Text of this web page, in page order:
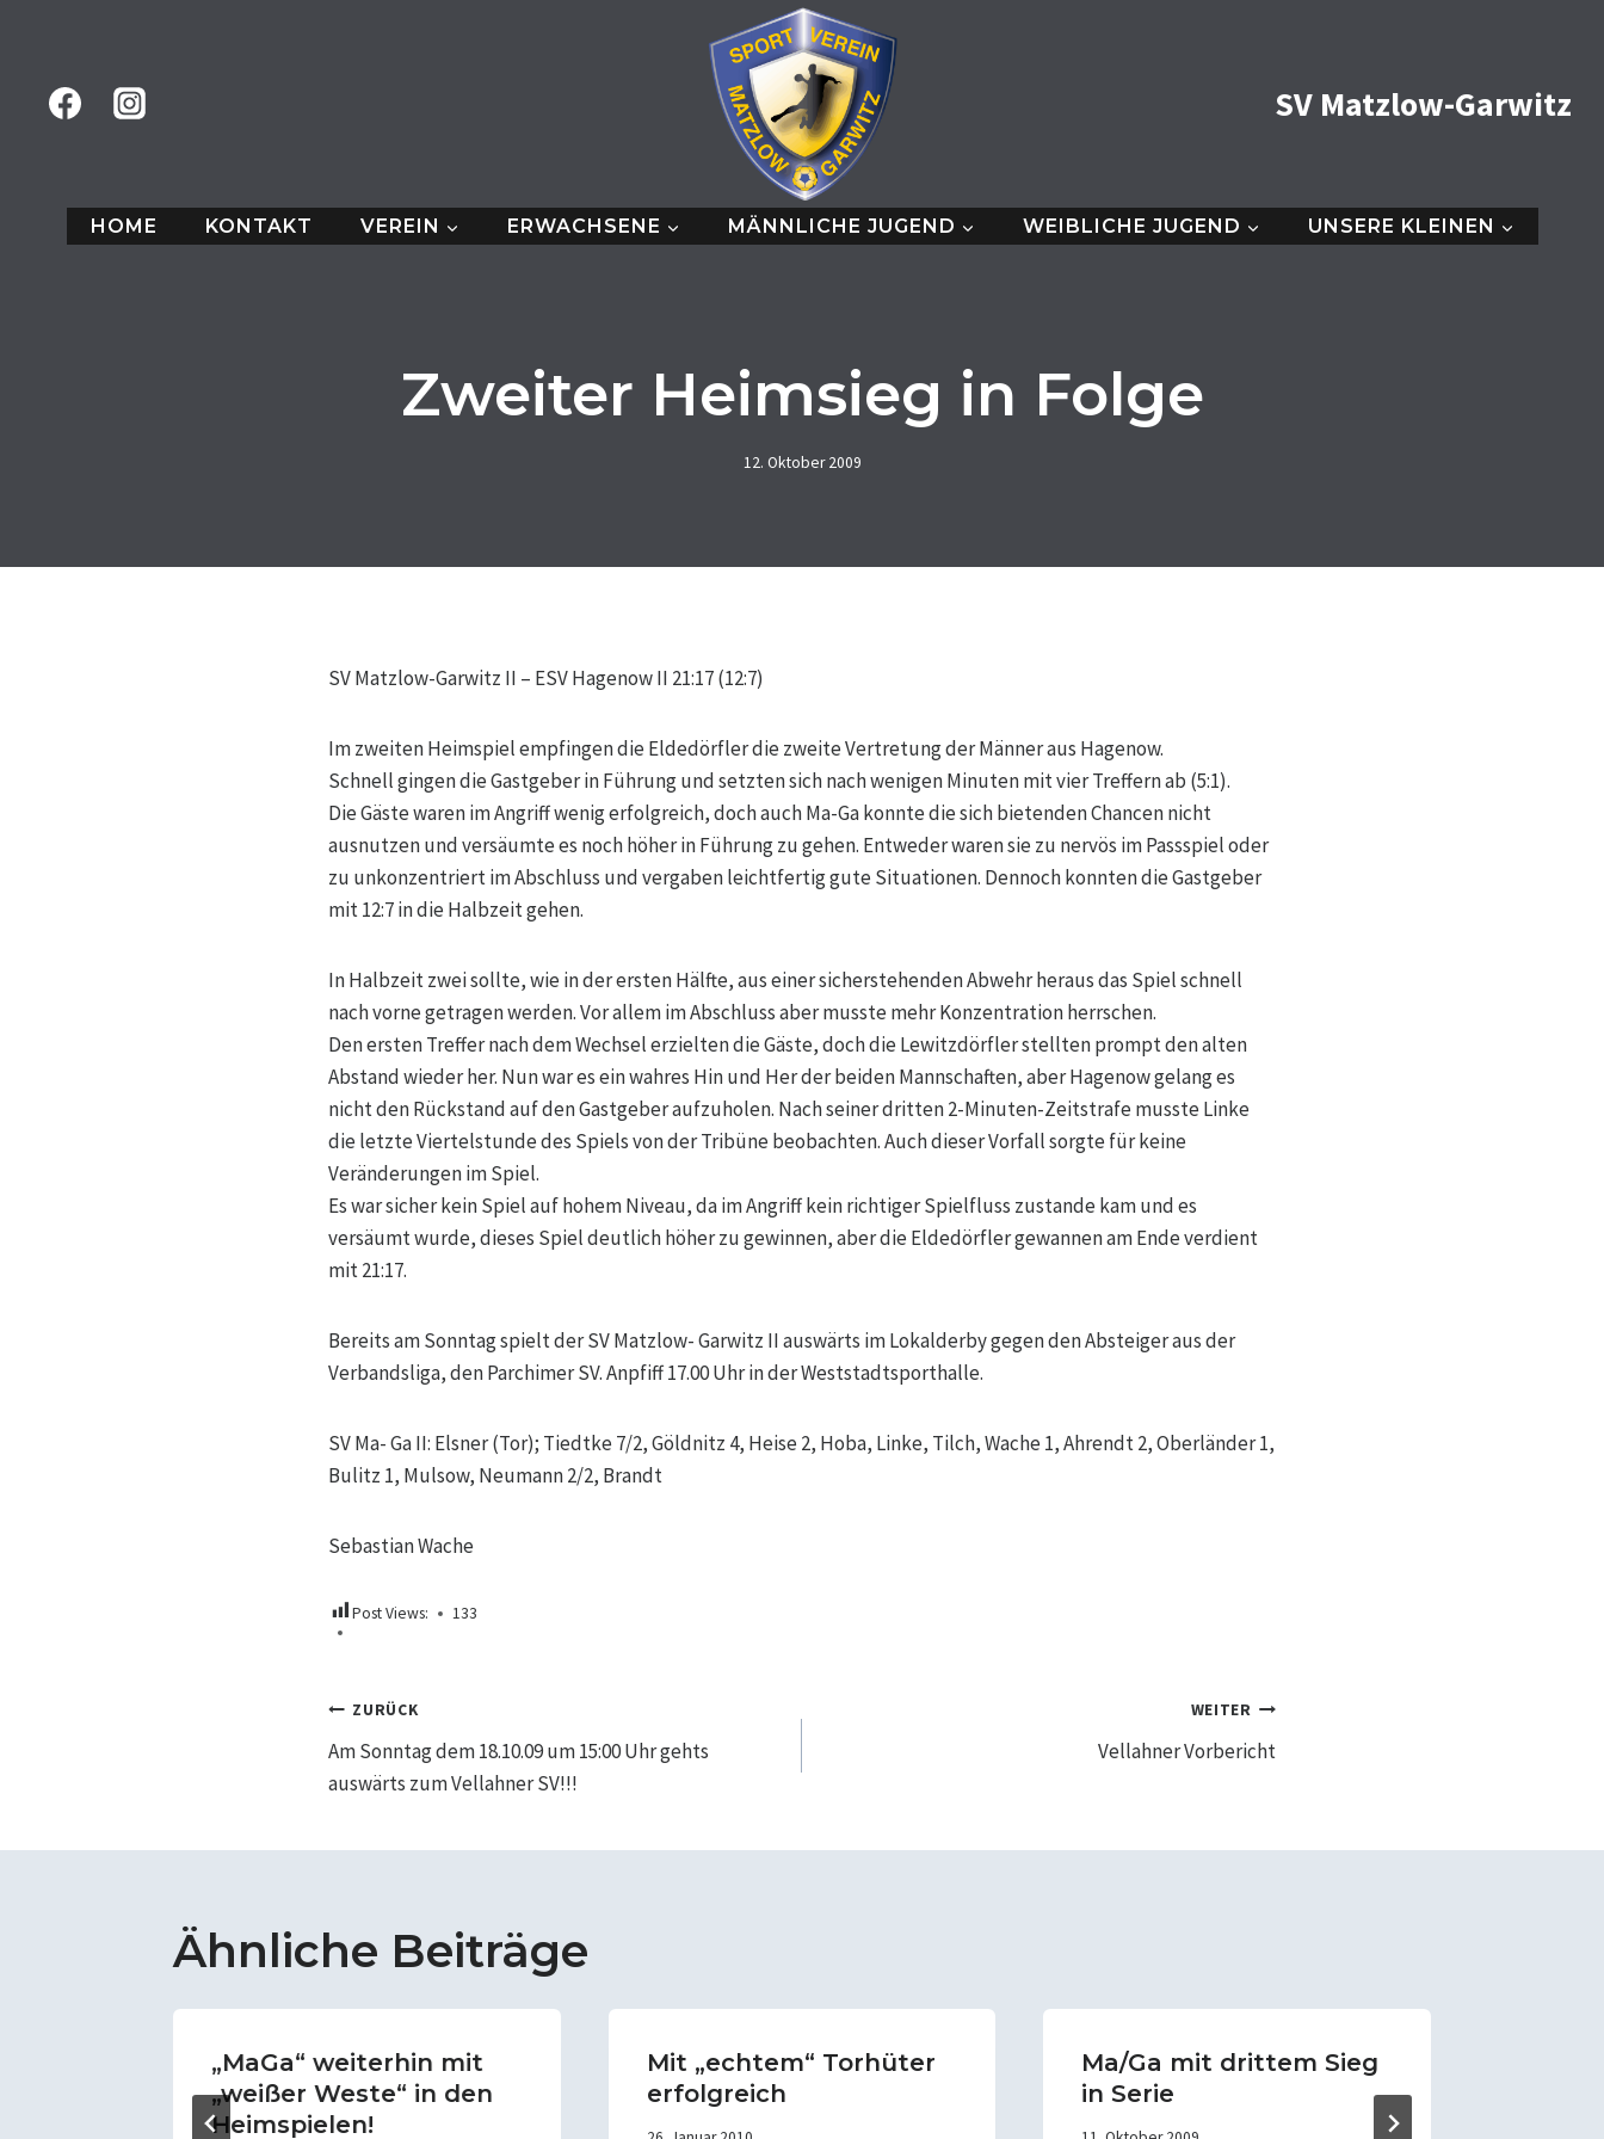
SV Matzlow-Garwitz
HOME KONTAKT VEREIN ERWACHSENE MÄNNLICHE JUGEND WEIBLICHE JUGEND UNSERE KLEINEN
Zweiter Heimsieg in Folge
12. Oktober 2009
SV Matzlow-Garwitz II – ESV Hagenow II 21:17 (12:7)
Im zweiten Heimspiel empfingen die Eldedörfler die zweite Vertretung der Männer aus Hagenow.
Schnell gingen die Gastgeber in Führung und setzten sich nach wenigen Minuten mit vier Treffern ab (5:1).
Die Gäste waren im Angriff wenig erfolgreich, doch auch Ma-Ga konnte die sich bietenden Chancen nicht
ausnutzen und versäumte es noch höher in Führung zu gehen. Entweder waren sie zu nervös im Passspiel oder
zu unkonzentriert im Abschluss und vergaben leichtfertig gute Situationen. Dennoch konnten die Gastgeber
mit 12:7 in die Halbzeit gehen.
In Halbzeit zwei sollte, wie in der ersten Hälfte, aus einer sicherstehenden Abwehr heraus das Spiel schnell
nach vorne getragen werden. Vor allem im Abschluss aber musste mehr Konzentration herrschen.
Den ersten Treffer nach dem Wechsel erzielten die Gäste, doch die Lewitzdörfler stellten prompt den alten
Abstand wieder her. Nun war es ein wahres Hin und Her der beiden Mannschaften, aber Hagenow gelang es
nicht den Rückstand auf den Gastgeber aufzuholen. Nach seiner dritten 2-Minuten-Zeitstrafe musste Linke
die letzte Viertelstunde des Spiels von der Tribüne beobachten. Auch dieser Vorfall sorgte für keine
Veränderungen im Spiel.
Es war sicher kein Spiel auf hohem Niveau, da im Angriff kein richtiger Spielfluss zustande kam und es
versäumt wurde, dieses Spiel deutlich höher zu gewinnen, aber die Eldedörfler gewannen am Ende verdient
mit 21:17.
Bereits am Sonntag spielt der SV Matzlow- Garwitz II auswärts im Lokalderby gegen den Absteiger aus der
Verbandsliga, den Parchimer SV. Anpfiff 17.00 Uhr in der Weststadtsporthalle.
SV Ma- Ga II: Elsner (Tor); Tiedtke 7/2, Göldnitz 4, Heise 2, Hoba, Linke, Tilch, Wache 1, Ahrendt 2, Oberländer 1,
Bulitz 1, Mulsow, Neumann 2/2, Brandt
Sebastian Wache
Post Views: 133
Beitragsnavigation
ZURÜCK
Am Sonntag dem 18.10.09 um 15:00 Uhr gehts
auswärts zum Vellahner SV!!!
WEITER
Vellahner Vorbericht
Ähnliche Beiträge
„MaGa“ weiterhin mit
„weißer Weste“ in den
Heimspielen!
Mit „echtem“ Torhüter
erfolgreich
Ma/Ga mit drittem Sieg
in Serie